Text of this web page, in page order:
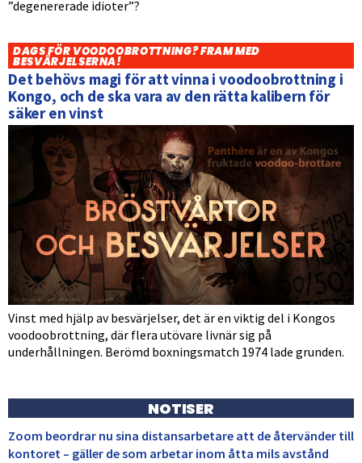
”degenererade idioter”?
DAGS FÖR VOODOOBROTTNING? FRAM MED
BESVÄRJELSERNA!
Det behövs magi för att vinna i voodoobrottning i
Kongo, och de ska vara av den rätta kalibern för
säker en vinst
Vinst med hjälp av besvärjelser, det är en viktig del i Kongos
voodoobrottning, där flera utövare livnär sig på
underhållningen. Berömd boxningsmatch 1974 lade grunden.
NOTISER
Zoom beordrar nu sina distansarbetare att de återvänder till
kontoret – gäller de som arbetar inom åtta mils avstånd